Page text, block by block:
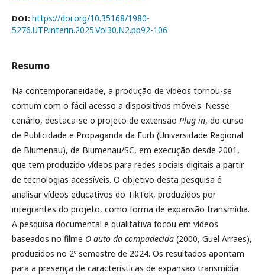
DOI: https://doi.org/10.35168/1980-
5276.UTP.interin.2025.Vol30.N2.pp92-106
Resumo
Na contemporaneidade, a produção de vídeos tornou-se
comum com o fácil acesso a dispositivos móveis. Nesse
cenário, destaca-se o projeto de extensão Plug in, do curso
de Publicidade e Propaganda da Furb (Universidade Regional
de Blumenau), de Blumenau/SC, em execução desde 2001,
que tem produzido vídeos para redes sociais digitais a partir
de tecnologias acessíveis. O objetivo desta pesquisa é
analisar vídeos educativos do TikTok, produzidos por
integrantes do projeto, como forma de expansão transmídia.
A pesquisa documental e qualitativa focou em vídeos
baseados no filme O auto da compadecida (2000, Guel Arraes),
produzidos no 2º semestre de 2024. Os resultados apontam
para a presença de características de expansão transmídia